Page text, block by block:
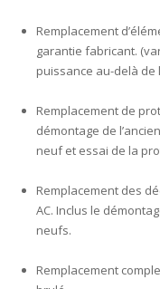
Remplacement
garantie fabricant.
puissance au-delà
Remplacement de
démontage de
neuf et essai de la
Remplacement des
AC. Inclus le
neufs.
Remplacement